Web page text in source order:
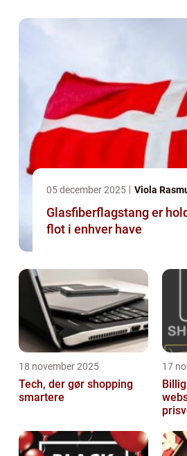
05 december 2025 Viola
Glasfiberflagstang er
flot i enhver have
18 november 2025
Tech, der gør shopping
smartere
17